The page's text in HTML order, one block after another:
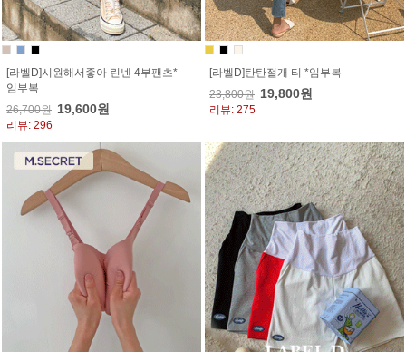
[라벨D]시원해서좋아 린넨 4부팬츠*
임부복
26,700원 19,600원
리뷰: 296
[라벨D]탄탄절개 티 *임부복
23,800원 19,800원
리뷰: 275